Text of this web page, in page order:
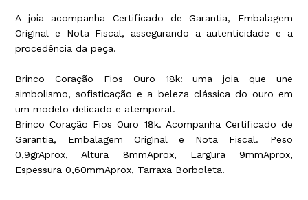
A joia acompanha Certificado de Garantia, Embalagem
Original e Nota Fiscal, assegurando a autenticidade e a
procedência da peça.
Brinco Coração Fios Ouro 18k: uma joia que une
simbolismo, sofisticação e a beleza clássica do ouro em
um modelo delicado e atemporal.
Brinco Coração Fios Ouro 18k. Acompanha Certificado de
Garantia, Embalagem Original e Nota Fiscal. Peso
0,9grAprox, Altura 8mmAprox, Largura 9mmAprox,
Espessura 0,60mmAprox, Tarraxa Borboleta.